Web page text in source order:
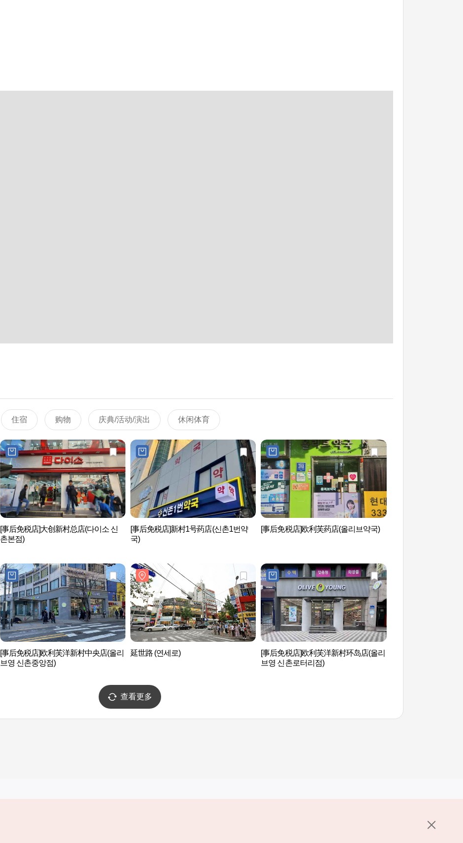
住宿 购物 庆典/活动/演出 休闲体育
[事后免税店]大创新村总店(다이소 신
촌본점)
[事后免税店]新村1号药店(신촌1번약
국)
[事后免税店]欧利芙药店(올리브약국)
[事后免税店]欧利芙洋新村中央店(올리
브영 신촌중앙점)
延世路 (연세로)
[事后免税店]欧利芙洋新村环岛店(올리
브영 신촌로터리점)
查看更多